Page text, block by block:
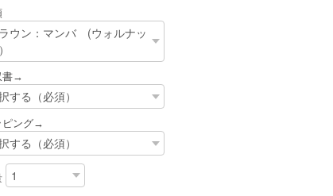
書→
ピング→